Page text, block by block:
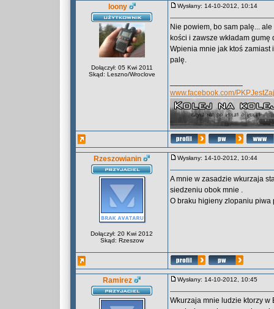
loony
Dołączył: 05 Kwi 2011
Skąd: Leszno/Wroclove
Wysłany: 14-10-2012, 10:14
Nie powiem, bo sam palę...
kości i zawsze wkładam
Wpienia mnie jak ktoś zamiast
palę.
www.facebook.com/
Rzeszowianin
Dołączył: 20 Kwi 2012
Skąd: Rzeszow
Wysłany: 14-10-2012, 10:44
A mnie w zasadzie wkurzaja
siedzeniu obok mnie .
O braku higieny zlopaniu
Ramirez Wysłany: 14-10-2012, 10:45
Wkurzaja mnie ludzie ktorzy